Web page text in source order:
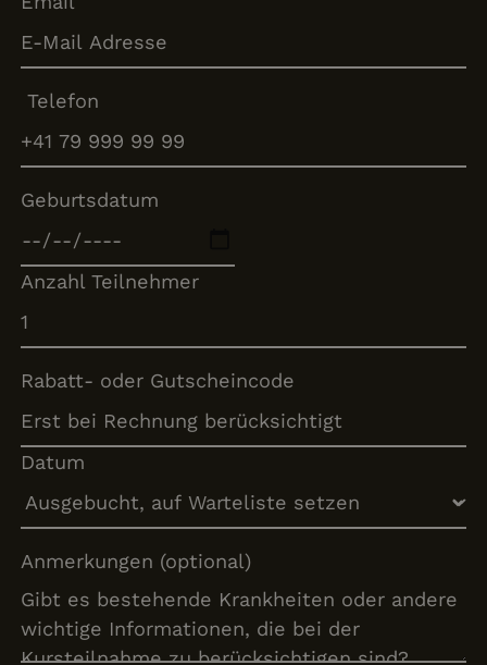
Telefon
Geburtsdatum
Anzahl Teilnehmer
Rabatt- oder Gutscheincode
Datum
Anmerkungen (optional)